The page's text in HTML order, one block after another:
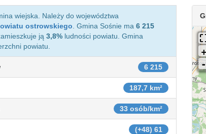
wiejska. Należy do województwa
ostrowskiego . Gmina Sośnie ma6 215
ją3,8% ludności powiatu. Gmina
powiatu.
6 215
187,7 km²
33 osób/km²
(+48) 61